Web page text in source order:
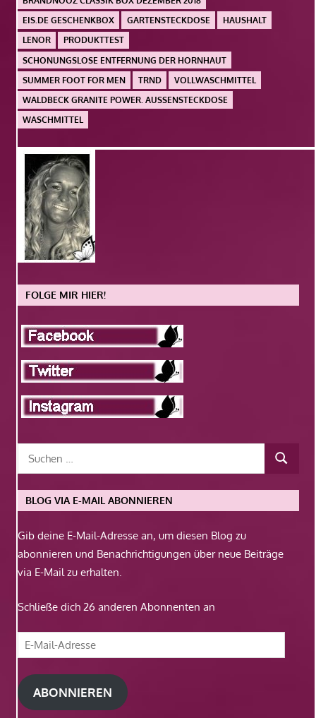
EIS.DE GESCHENKBOX
GARTENSTECKDOSE
HAUSHALT
LENOR
PRODUKTTEST
SCHONUNGSLOSE ENTFERNUNG DER HORNHAUT
SUMMER FOOT FOR MEN
TRND
VOLLWASCHMITTEL
WALDBECK GRANITE POWER. AUSSENSTECKDOSE
WASCHMITTEL
FOLGE MIR HIER!
BLOG VIA E-MAIL ABONNIEREN
Gib deine E-Mail-Adresse an, um diesen Blog zu
abonnieren und Benachrichtigungen über neue Beiträge
via E-Mail zu erhalten.
Schließe dich 26 anderen Abonnenten an
E-
Mail-
Adresse
ABONNIEREN